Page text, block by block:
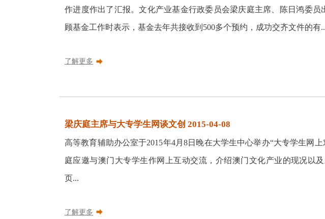
作进度作出了汇报。文化产业基金行政委员会梁庆庭主席、陈日鸿委
顾基金工作时表示，基金去年共接收到500多个预约，成功交齐文件的有
了解更多
梁庆庭主席与大专学生网谈文创 2015-04-08
高等教育辅助办公室于2015年4月8日晚在大学生中心举办“大专学生网
庭应邀与澳门大专学生作网上互动交流，介绍澳门文化产业的现况以
页...
了解更多